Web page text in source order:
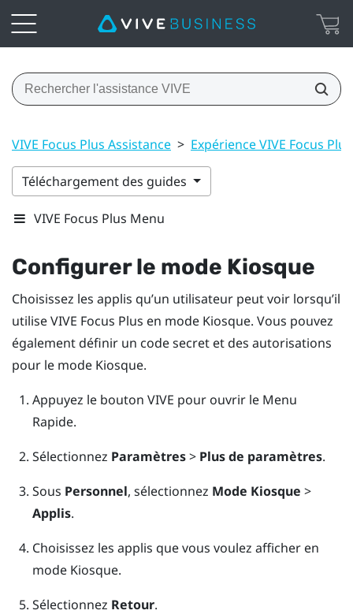
VIVE Focus Plus Assistance > Expérience VIVE Focus Plus
Téléchargement des guides
VIVE Focus Plus Menu
Configurer le mode Kiosque
Choisissez les applis qu’un utilisateur peut voir lorsqu’il
utiliseVIVE Focus Plus en mode Kiosque. Vous pouvez
également définir un code secret et des autorisations
pour le mode Kiosque.
Appuyez le bouton VIVE pour ouvrir le Menu
Rapide.
Sélectionnez Paramètres> Plus de paramètres.
Sous Personnel, sélectionnez Mode Kiosque >
Applis.
Choisissez les applis que vous voulez afficher en
mode Kiosque.
Sélectionnez Retour.